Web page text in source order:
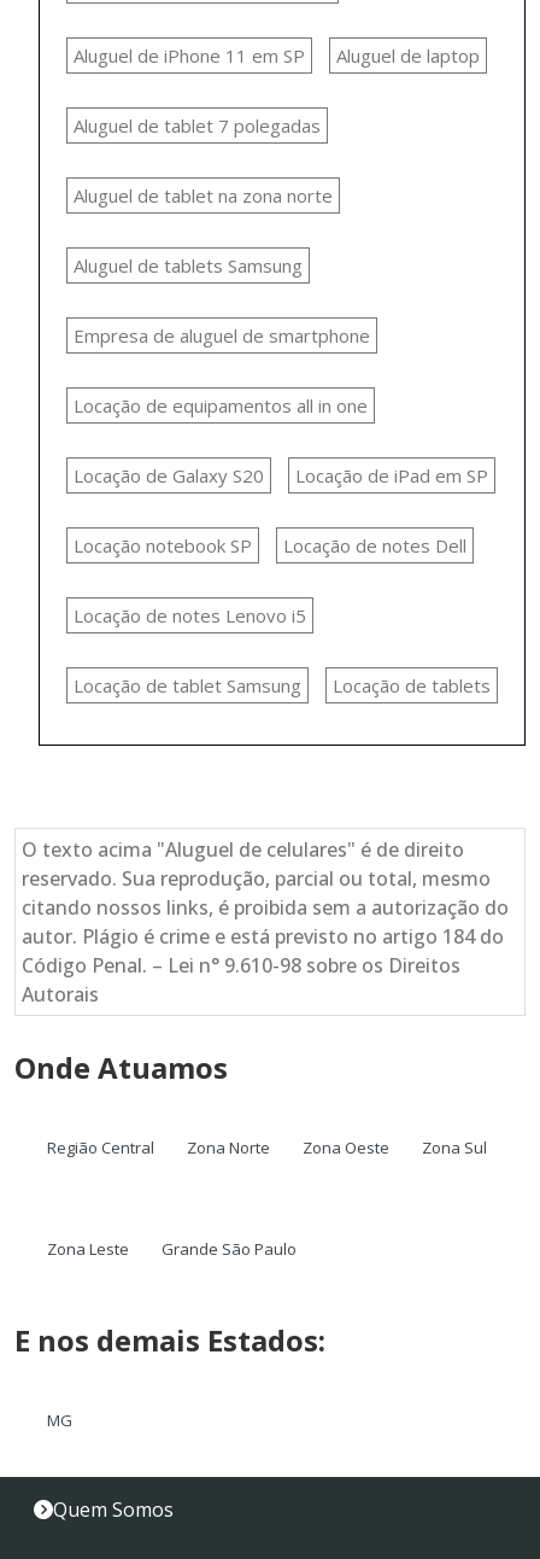
Aluguel de iPhone 11 em SP Aluguel de laptop
Aluguel de tablet 7 polegadas
Aluguel de tablet na zona norte
Aluguel de tablets Samsung
Empresa de aluguel de smartphone
Locação de equipamentos all in one
Locação de Galaxy S20 Locação de iPad em SP
Locação notebook SP Locação de notes Dell
Locação de notes Lenovo i5
Locação de tablet Samsung Locação de tablets
O texto acima "Aluguel de celulares" é de direito
reservado. Sua reprodução, parcial ou total, mesmo
citando nossos links, é proibida sem a autorização do
autor. Plágio é crime e está previsto no artigo 184 do
Código Penal. – Lei n° 9.610-98 sobre os Direitos
Autorais
Onde Atuamos
Região Central Zona Norte Zona Oeste Zona Sul
Zona Leste Grande São Paulo
E nos demais Estados:
MG
Quem Somos